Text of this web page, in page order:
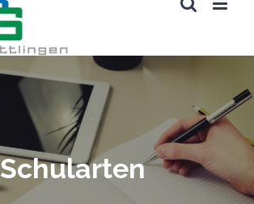
Schularten